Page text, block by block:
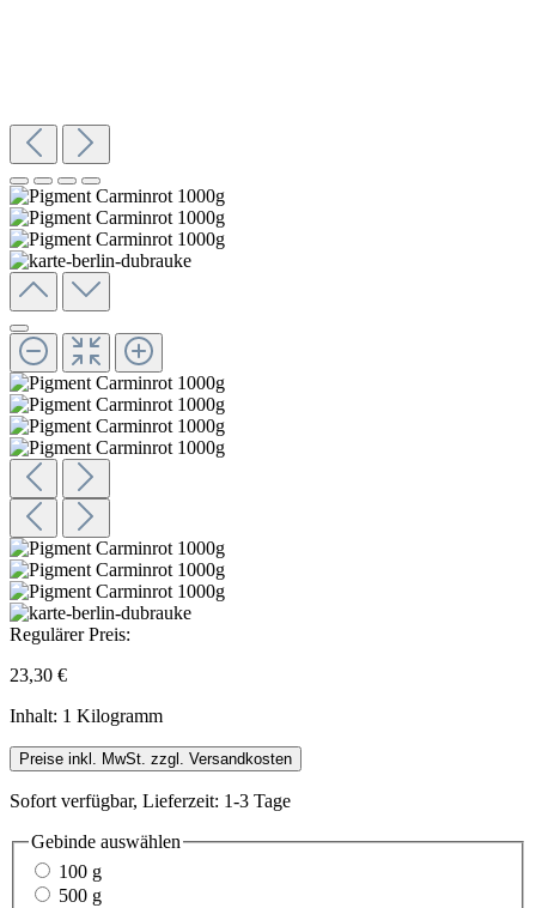
Regulärer Preis:
23,30 €
Inhalt: 1 Kilogramm
Preise inkl. MwSt. zzgl. Versandkosten
Sofort verfügbar, Lieferzeit: 1-3 Tage
Gebinde auswählen
100 g
500 g